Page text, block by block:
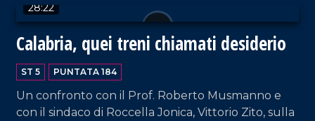
28:22
Calabria, quei treni chiamati desiderio
ST 5 PUNTATA 184
Un confronto con il Prof. Roberto Musmanno e
con il sindaco di Roccella Jonica, Vittorio Zito, sulla